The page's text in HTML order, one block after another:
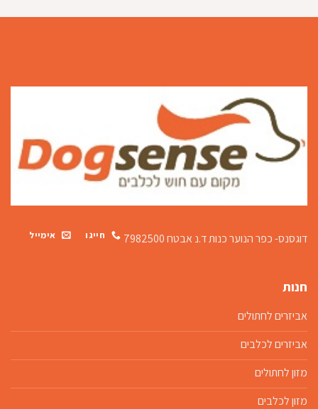
דוגסנס- כפר הנוער כנותד.נ אבטח 7982500 חייגו אימייל
חנות
אביזרים לחתולים
אביזרים לכלבים
מזון לחתולים
מזון לכלבים